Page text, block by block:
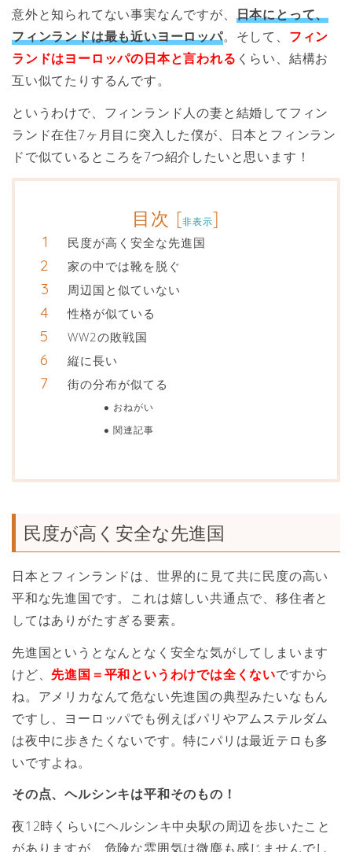
意外と知られてない事実なんですが、 日本にとって、
フィンランドは最も近いヨーロッパ。そして、 フィン
ランドはヨーロッパの日本と言われる くらい、結構お
互い似てたりするんです。
というわけで、フィンランド人の妻と結婚してフィン
ランド在住7ヶ月目に突入した僕が、日本とフィンラン
ドで似ているところを7つ紹介したいと思います！
目次 [非表示]
民度が高く安全な先進国
家の中では靴を脱ぐ
周辺国と似ていない
性格が似ている
WW2の敗戦国
縦に長い
街の分布が似てる
おねがい
関連記事
民度が高く安全な先進国
日本とフィンランドは、世界的に見て共に民度の高い
平和な先進国です。これは嬉しい共通点で、移住者と
してはありがたすぎる要素。
先進国というとなんとなく安全な気がしてしまいます
けど、先進国＝平和というわけでは全くないですから
ね。アメリカなんて危ない先進国の典型みたいなもん
ですし、ヨーロッパでも例えばパリやアムステルダム
は夜中に歩きたくないです。特にパリは最近テロも多
いですよね。
その点、ヘルシンキは平和そのもの！
夜12時くらいにヘルシンキ中央駅の周辺を歩いたこと
がありますが、危険な雰囲気は微塵も感じませんでし